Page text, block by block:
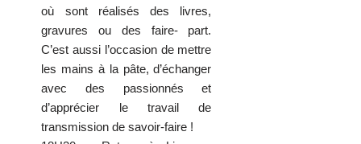
où sont réalisés des livres,
gravures ou des faire- part.
C’est aussi l’occasion de mettre
les mains à la pâte, d’échanger
avec des passionnés et
d’apprécier le travail de
transmission de savoir-faire !